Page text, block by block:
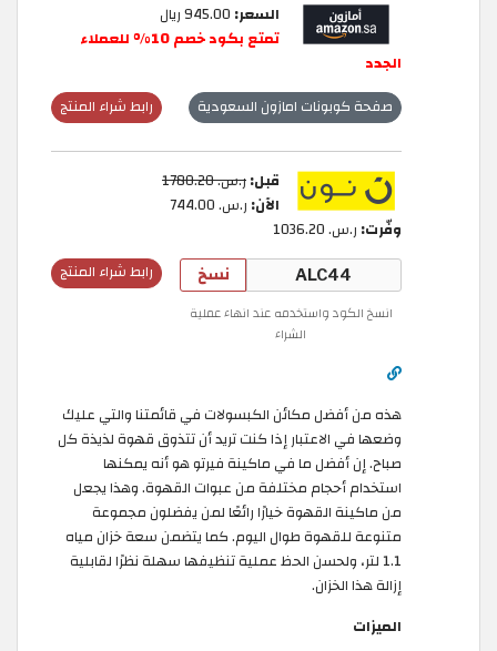
السعر: 945.00 ريال
تمتع بكود خصم 10% للعملاء
الجدد
رابط شراء المنتج صفحة كوبونات امازون السعودية
قبل:ر.س.‏ 1780.20
الآن: ر.س.‏ 744.00
وفّرت: ر.س.‏ 1036.20
رابط شراء المنتج نسخ
انسخ الكود واستخدمه عند انهاء عملية
الشراء
هذه من أفضل مكائن الكبسولات في قائمتنا والتي عليك
وضعها في الاعتبار إذا كنت تريد أن تتذوق قهوة لذيذة كل
صباح. إن أفضل ما في ماكينة فيرتو هو أنه يمكنها
استخدام أحجام مختلفة من عبوات القهوة. وهذا يجعل
من ماكينة القهوة خيارًا رائعًا لمن يفضلون مجموعة
متنوعة للقهوة طوال اليوم. كما يتضمن سعة خزان مياه
1.1 لتر، ولحسن الحظ عملية تنظيفها سهلة نظرًا لقابلية
إزالة هذا الخزان.
الميزات